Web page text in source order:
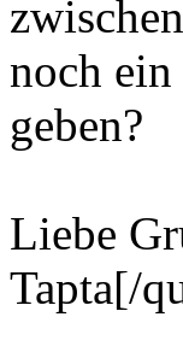
noch
geben?
Liebe
Tapta[/